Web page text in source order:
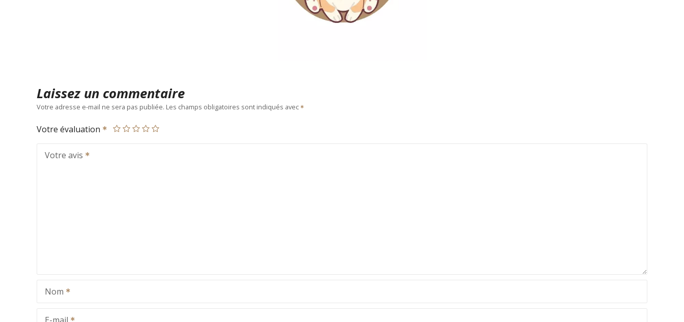
Laissez un commentaire
Votre adresse e-mail ne sera pas publiée. Les champs obligatoires sont indiqués avec
Votre évaluation
Votre avis
Nom